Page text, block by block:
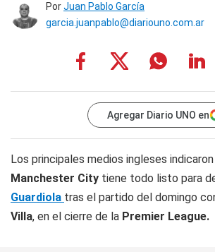
PorJuan Pablo García
garcia.juanpablo@diariouno.com.ar
Agregar Diario UNO en
Los principales medios ingleses
Manchester City tiene todo listo para
Guardiola tras el partido del domingo
Villa, en el cierre de la Premier League.